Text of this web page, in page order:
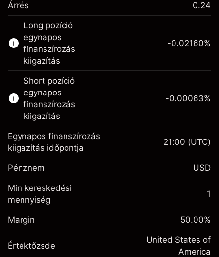
Ez a pénzügyi eszköz CFD-ken és Knock-
outokon keresztül is kereskedhető.
Bővebb információk:
CFD-k
Knock-outok
Árrés 0.24
Long pozíció
egynapos
finanszírozás
kiigazítás
Fedezet. A befektetése
$1,000.00
Egynapos finanszírozás
kiigazítás
A pozíció teljes értékéből
származó díjak
-0.021596
%
Ügyletméret tőkeáttétellel ~$2,000.00
Tőkeáttételből származó pénz ~
$1,000.00
Ugrás a platformra
-0.02160%
Short pozíció
egynapos
finanszírozás
kiigazítás
Fedezet. A befektetése
Egynapos finanszírozás
kiigazítás
származó díjak
-0.000626
%
(-$0.01)
-0.00063%
Egynapos finanszírozás
kiigazítás időpontja
21:00 (UTC)
Pénznem USD
Min kereskedési
mennyiség
1
Margin 50.00%
Értéktőzsde
United States of
America